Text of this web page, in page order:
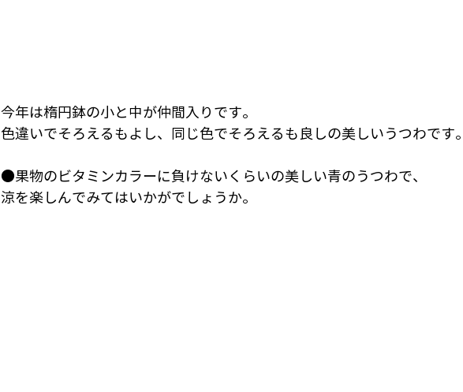
今年は楕円鉢の小と中が仲間入りです。
色違いでそろえるもよし、同じ色でそろえるも良しの美しいうつわです。
●果物のビタミンカラーに負けないくらいの美しい青のうつわで、
涼を楽しんでみてはいかがでしょうか。